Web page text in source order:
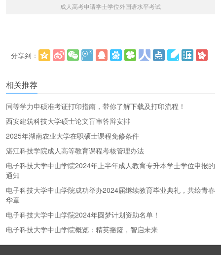
成人高考申请学士学位外国语水平考试
分享到：
相关推荐
同等学力申硕准考证打印指南，带你了解下载及打印流程！
西安建筑科技大学硕士论文盲审答辩安排
2025年湖南农业大学在职硕士课程免修条件
湛江科技学院成人高等教育课程考核管理办法
电子科技大学中山学院2024年上半年成人教育专升本学士学位申报的
通知
电子科技大学中山学院成功举办2024届继续教育毕业典礼，共绘青春
华章
电子科技大学中山学院2024年圆梦计划资助名单！
电子科技大学中山学院概览：精英摇篮，智启未来